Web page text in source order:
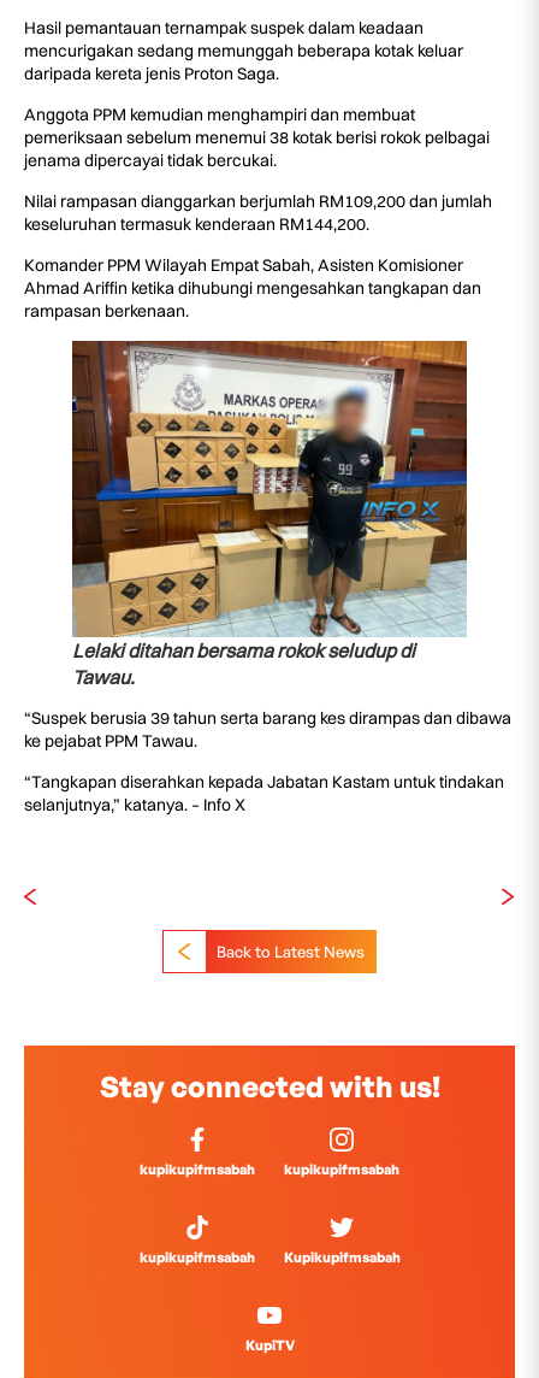
Hasil pemantauan ternampak suspek dalam keadaan
mencurigakan sedang memunggah beberapa kotak keluar
daripada kereta jenis Proton Saga.
Anggota PPM kemudian menghampiri dan membuat
pemeriksaan sebelum menemui 38 kotak berisi rokok pelbagai
jenama dipercayai tidak bercukai.
Nilai rampasan dianggarkan berjumlah RM109,200 dan jumlah
keseluruhan termasuk kenderaan RM144,200.
Komander PPM Wilayah Empat Sabah, Asisten Komisioner
Ahmad Ariffin ketika dihubungi mengesahkan tangkapan dan
rampasan berkenaan.
Lelaki ditahan bersama rokok seludup di
Tawau.
“Suspek berusia 39 tahun serta barang kes dirampas dan dibawa
ke pejabat PPM Tawau.
“Tangkapan diserahkan kepada Jabatan Kastam untuk tindakan
selanjutnya,” katanya. – Info X
Back to Latest News
Stay connected with us!
kupikupifmsabah kupikupifmsabah
kupikupifmsabah Kupikupifmsabah
KupiTV